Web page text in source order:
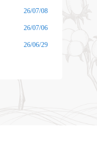
26/07/08
26/07/06
26/06/29